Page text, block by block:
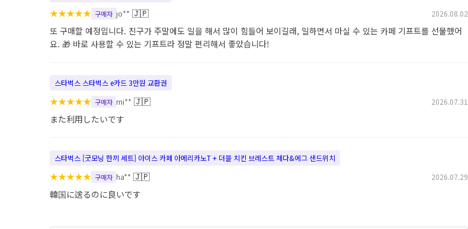
★★★★★ 구매자 jo** 🇯🇵 2026.08.02
또 구매할 예정입니다. 친구가 주말에도 일을 해서 많이 힘들어 보이길래, 일하면서 마실 수 있는 카페 기프트를 선물했어
요. 🎁 바로 사용할 수 있는 기프트라 정말 편리해서 좋았습니다!
스타벅스 스타벅스 e카드 3만원 교환권
★★★★★ 구매자 mi** 🇯🇵 2026.07.31
また利用したいです
스타벅스 [굿모닝 한끼 세트] 아이스 카페 아메리카노T + 더블 치킨 브레스트 체다&에그 샌드위치
★★★★★ 구매자 ha** 🇯🇵 2026.07.29
韓国に送るのに良いです